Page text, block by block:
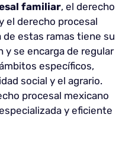
familiar, el derecho
el derecho procesal
estas ramas tiene su
y se encarga de regular
específicos,
social y el agrario.
procesal mexicano
y eficiente